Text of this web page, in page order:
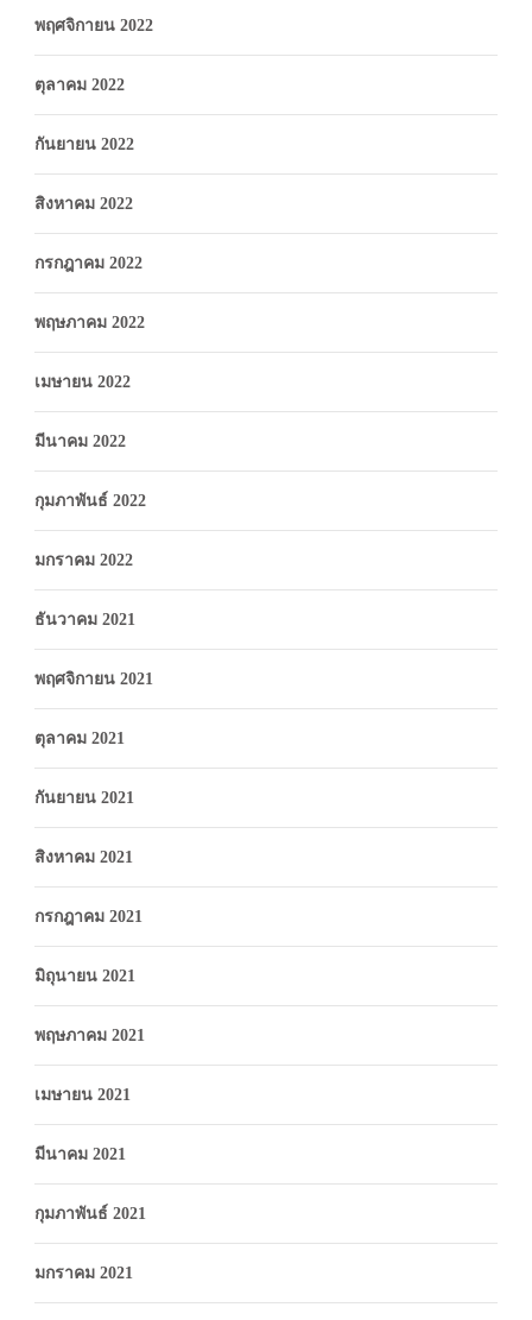
พฤศจิกายน 2022
ตุลาคม 2022
กันยายน 2022
สิงหาคม 2022
กรกฎาคม 2022
พฤษภาคม 2022
เมษายน 2022
มีนาคม 2022
กุมภาพันธ์ 2022
มกราคม 2022
ธันวาคม 2021
พฤศจิกายน 2021
ตุลาคม 2021
กันยายน 2021
สิงหาคม 2021
กรกฎาคม 2021
มิถุนายน 2021
พฤษภาคม 2021
เมษายน 2021
มีนาคม 2021
กุมภาพันธ์ 2021
มกราคม 2021